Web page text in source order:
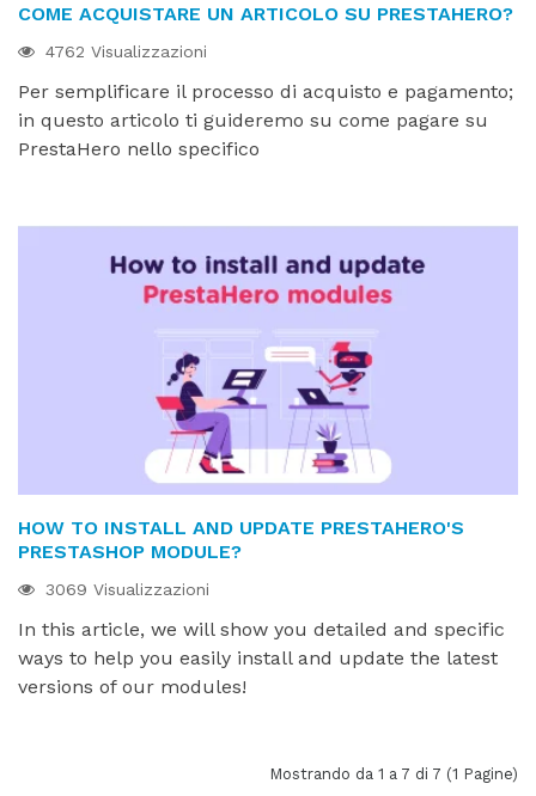
COME ACQUISTARE UN ARTICOLO SU PRESTAHERO?
4762 Visualizzazioni
Per semplificare il processo di acquisto e pagamento;
in questo articolo ti guideremo su come pagare su
PrestaHero nello specifico
HOW TO INSTALL AND UPDATE PRESTAHERO'S
PRESTASHOP MODULE?
3069 Visualizzazioni
In this article, we will show you detailed and specific
ways to help you easily install and update the latest
versions of our modules!
Mostrando da 1 a 7 di 7 (1 Pagine)